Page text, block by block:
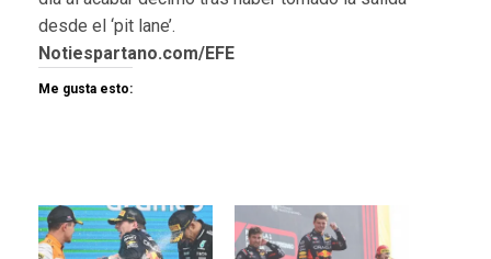
desde el ‘pit lane’.
Notiespartano.com/EFE
Me gusta esto: